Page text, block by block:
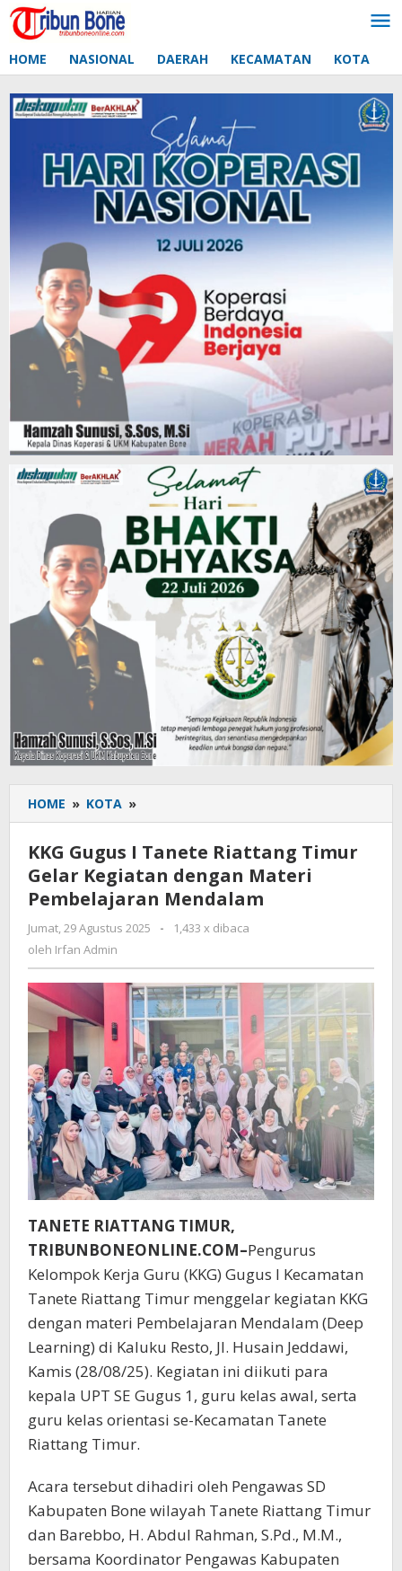
Lewati
ke
HOME NASIONAL DAERAH KECAMATAN KOTA
HOME » KOTA »
Gugus
Tanete
Riattang
Timur
Kegiatan
Materi
Pembelajaran
Mendalam
KKG Gugus I Tanete Riattang Timur
Gelar Kegiatan dengan Materi
Pembelajaran Mendalam
Jumat, 29 Agustus 2025
oleh
-
1,433 x dibaca
oleh Irfan Admin
TANETE RIATTANG TIMUR,
TRIBUNBONEONLINE.COM–Pengurus
Kelompok Kerja Guru (KKG) Gugus I Kecamatan
Tanete Riattang Timur menggelar kegiatan KKG
dengan materi Pembelajaran Mendalam (Deep
Learning) di Kaluku Resto, Jl. Husain Jeddawi,
Kamis (28/08/25). Kegiatan ini diikuti para
kepala UPT SE Gugus 1, guru kelas awal, serta
guru kelas orientasi se-Kecamatan Tanete
Riattang Timur.
Acara tersebut dihadiri oleh Pengawas SD
Kabupaten Bone wilayah Tanete Riattang Timur
dan Barebbo, H. Abdul Rahman, S.Pd., M.M.,
bersama Koordinator Pengawas Kabupaten